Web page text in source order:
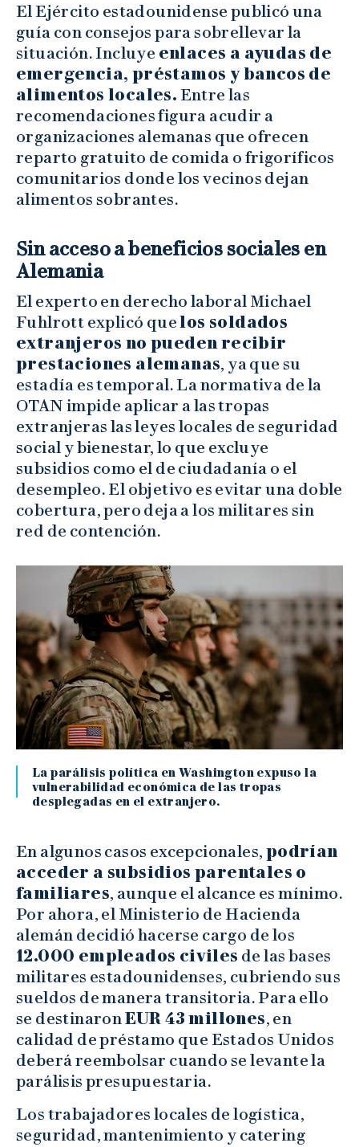
El Ejército estadounidense publicó una
guía con consejos para sobrellevar la
situación. Incluye enlaces a ayudas de
emergencia, préstamos y bancos de
alimentos locales. Entre las
recomendaciones figura acudir a
organizaciones alemanas que ofrecen
reparto gratuito de comida o frigoríficos
comunitarios donde los vecinos dejan
alimentos sobrantes.
Sin acceso a beneficios sociales en
Alemania
El experto en derecho laboral Michael
Fuhlrott explicó quelos soldados
extranjeros no pueden recibir
prestaciones alemanas, ya que su
estadía es temporal. La normativa de la
OTAN impide aplicar a las tropas
extranjeras las leyes locales de seguridad
social y bienestar, lo que excluye
subsidios como el de ciudadanía o el
desempleo. El objetivo es evitar una doble
cobertura, pero deja a los militares sin
red de contención.
La parálisis política en Washington expuso la
vulnerabilidad económica de las tropas
desplegadas en el extranjero.
En algunos casos excepcionales, podrían
acceder a subsidios parentales o
familiares, aunque el alcance es mínimo.
Por ahora, el Ministerio de Hacienda
alemán decidió hacerse cargo de los
12.000 empleados civiles de las bases
militares estadounidenses, cubriendo sus
sueldos de manera transitoria. Para ello
se destinaronEUR 43 millones, en
calidad de préstamo que Estados Unidos
deberá reembolsar cuando se levante la
parálisis presupuestaria.
Los trabajadores locales de logística,
seguridad, mantenimiento y catering